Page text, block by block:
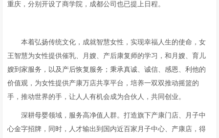
重庆，分别开设了商学院，成都公司也已提上日程。
本着弘扬传统文化，成就智慧女性，实现幸福人生的使命，女
王智慧为女性提供催乳、月嫂、产后康复师的学习，和月嫂、育儿
嫂到家服务，以及产后恢复服务；秉承真诚、诚信、感恩、利他的
价值观，为女性提供产康万店共享平台，培养一双双推动摇篮的
手，推动世界的手，让人人有机会成为合伙人，共同创业。
深耕母婴领域，服务高净值人群。打造旗下产康门店、月子中
心金字招牌，同时，人才输出到国内近百家月子中心、产康店，得